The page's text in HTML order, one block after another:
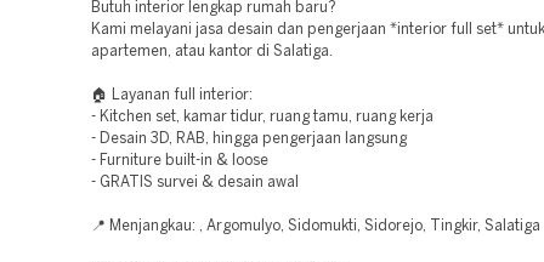
Butuh interior lengkap rumah baru?
Kami melayani jasa desain dan pengerjaan *interior full set*
apartemen, atau kantor di Salatiga.
🏠 Layanan full interior:
- Kitchen set, kamar tidur, ruang tamu, ruang kerja
- Desain 3D, RAB, hingga pengerjaan langsung
- Furniture built-in & loose
- GRATIS survei & desain awal
📍 Menjangkau: , Argomulyo, Sidomukti, Sidorejo, Tingkir, Salatiga